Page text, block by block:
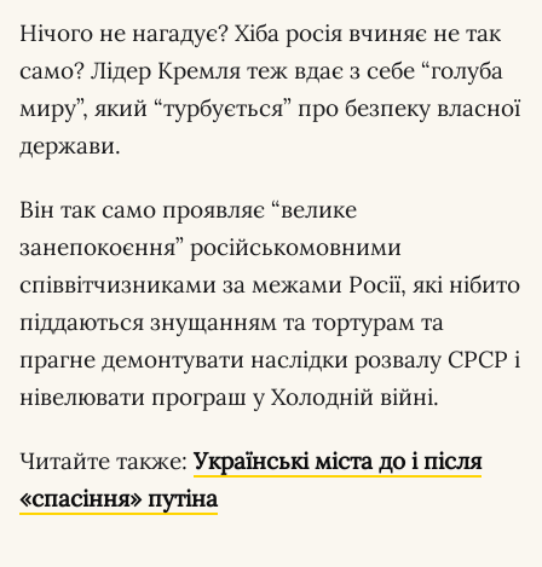
Нічого не нагадує? Хіба росія вчиняє не так
само? Лідер Кремля теж вдає з себе “голуба
миру”, який “турбується” про безпеку власної
держави.
Він так само проявляє “велике
занепокоєння” російськомовними
співвітчизниками за межами Росії, які нібито
піддаються знущанням та тортурам та
прагне демонтувати наслідки розвалу СРСР і
нівелювати програш у Холодній війні.
Читайте также: Українські міста до і після
«спасіння» путіна